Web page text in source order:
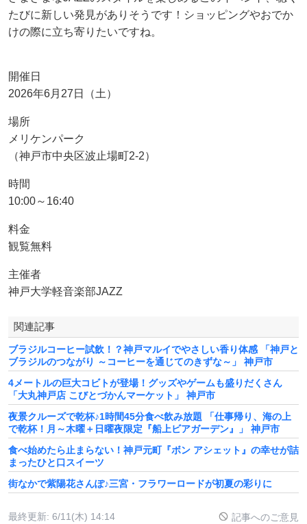
たびに新しい発見がありそうです！ショッピングやおでか
けの際に立ち寄りたいですね。
開催日
2026年6月27日（土）
場所
メリケンパーク
（神戸市中央区波止場町2-2）
時間
10:00～16:40
料金
観覧無料
主催者
神戸大学軽音楽部JAZZ
関連記事
ブラジルコーヒー試飲！？神戸マルイでやさしい香り体感 「神戸と
ブラジルのつながり ～コーヒーを通じてのきずな～」 神戸市
4メートルの巨大コビトが登場！グッズやゲームも盛りだくさん
「大丸神戸店 こびとづかんマーケット」 神戸市
夜景クルーズで乾杯♪1時間45分食べ飲み放題 「仕事帰り、海の上
で乾杯！月～木曜＋日曜夜限定『船上ビアガーデン』」 神戸市
食べ始めたら止まらない！神戸元町『ボン アシェット』の幸せが詰
まったひと口スイーツ
街なかで紫陽花さんぽ♪三宮・フラワーロードが初夏の彩りに
最終更新: 6/11(木) 14:14 記事へのご意見